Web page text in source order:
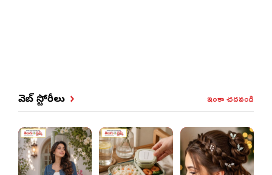
వెబ్ స్టోరీలు ఇంకా చదవండి